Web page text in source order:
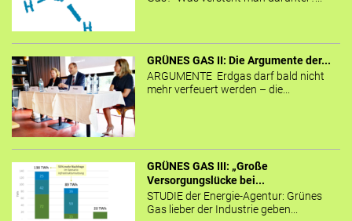
GRÜNES GAS II: Die Argumente der...
ARGUMENTE Erdgas darf bald nicht
mehr verfeuert werden – die...
GRÜNES GAS III: „Große
Versorgungslücke bei...
STUDIE der Energie-Agentur: Grünes
Gas lieber der Industrie geben...